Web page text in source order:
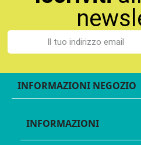
INFORMAZIONI NEGOZIO
INFORMAZIONI